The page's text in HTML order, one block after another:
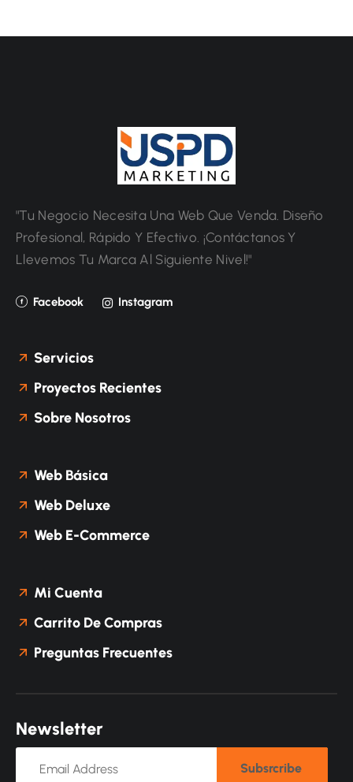
"Tu Negocio Necesita Una Web Que Venda. Diseño
Profesional, Rápido Y Efectivo. ¡Contáctanos Y
Llevemos Tu Marca Al Siguiente Nivel!"
Facebook Instagram
Servicios
Proyectos Recientes
Sobre Nosotros
Web Básica
Web Deluxe
Web E-Commerce
Mi Cuenta
Carrito De Compras
Preguntas Frecuentes
Newsletter
Subsrcribe